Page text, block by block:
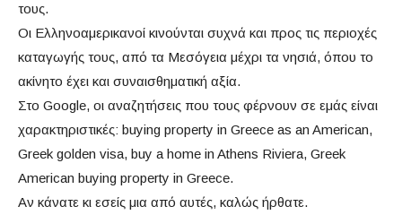
τους.
Οι Ελληνοαμερικανοί κινούνται συχνά και προς τις περιοχές
καταγωγής τους, από τα Μεσόγεια μέχρι τα νησιά, όπου το
ακίνητο έχει και συναισθηματική αξία.
Στο Google, οι αναζητήσεις που τους φέρνουν σε εμάς είναι
χαρακτηριστικές: buying property in Greece as an American,
Greek golden visa, buy a home in Athens Riviera, Greek
American buying property in Greece.
Αν κάνατε κι εσείς μια από αυτές, καλώς ήρθατε.